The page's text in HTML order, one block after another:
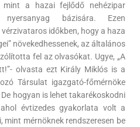
mint a hazai fejlődő nehézipar
nyersanyag bázisára. Ezen
vérzivataros időkben, hogy a haza
növekedhessenek, az általános
fel az olvasókat. Ugye, „A
olvasta ezt Király Miklós is a
Társulat igazgató-főmérnöke
hogyan is lehet takarékoskodni
évtizedes gyakorlata volt a
mint mérnöknek rendszeresen be